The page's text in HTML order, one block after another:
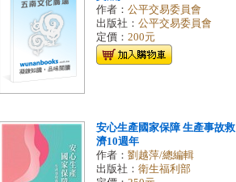
作者： 公平交易委員會
出版社： 公平交易委員會
定價： 200元
安心生產國家保障 生產事故救
濟10週年
作者： 劉越萍/總編輯
出版社： 衛生福利部